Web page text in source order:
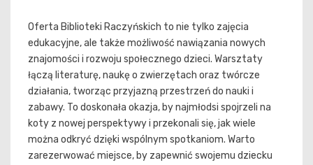
Oferta Biblioteki Raczyńskich to nie tylko zajęcia
edukacyjne, ale także możliwość nawiązania nowych
znajomości i rozwoju społecznego dzieci. Warsztaty
łączą literaturę, naukę o zwierzętach oraz twórcze
działania, tworząc przyjazną przestrzeń do nauki i
zabawy. To doskonała okazja, by najmłodsi spojrzeli na
koty z nowej perspektywy i przekonali się, jak wiele
można odkryć dzięki wspólnym spotkaniom. Warto
zarezerwować miejsce, by zapewnić swojemu dziecku